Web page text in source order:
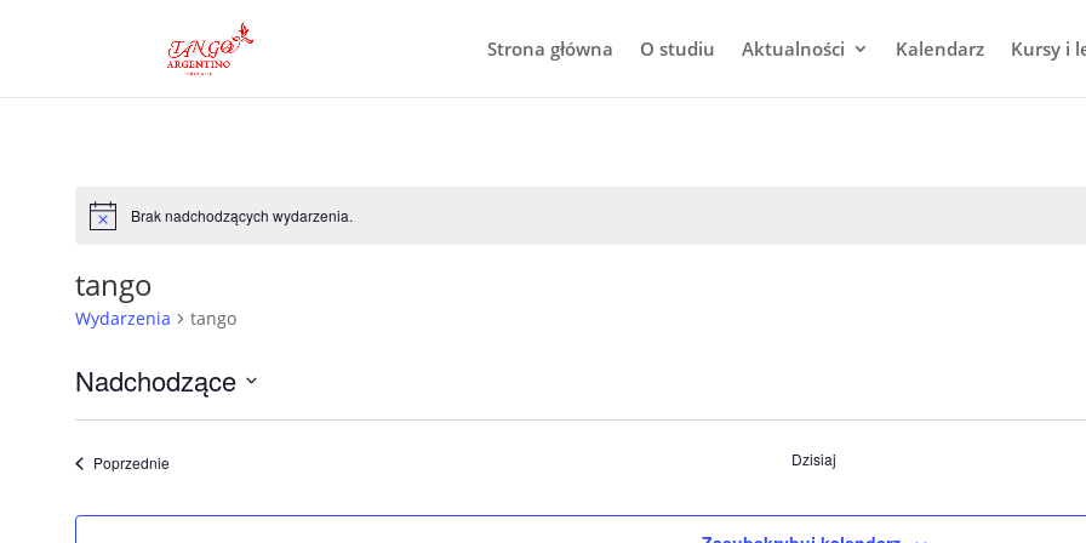
Strona główna O studiu Aktualności Kalendarz Kursy i
Powiadomienie
Brak nadchodzących wydarzenia.
tango
Wydarzenia tango
Nadchodzące
PoprzednieWydarzenia Dzisiaj